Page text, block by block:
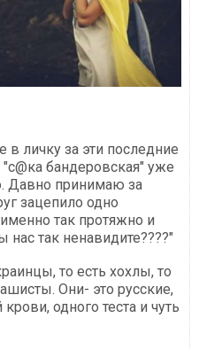
в личку за эти последние
бандеровская" уже
Давно принимаю за
зацепило одно
так протяжно и
так ненавидите????"
то есть хохлы, то
Они- это русские,
одного теста и чуть